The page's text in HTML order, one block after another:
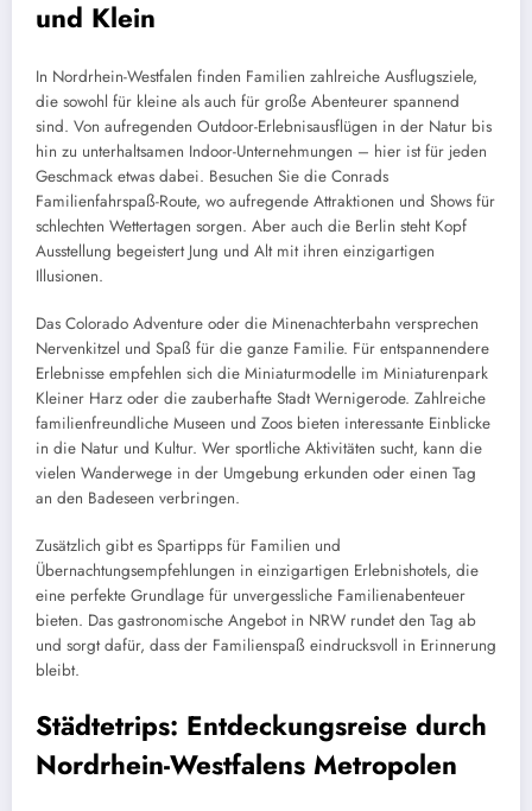
und Klein
In Nordrhein-Westfalen finden Familien zahlreiche Ausflugsziele,
die sowohl für kleine als auch für große Abenteurer spannend
sind. Von aufregenden Outdoor-Erlebnisausflügen in der Natur bis
hin zu unterhaltsamen Indoor-Unternehmungen – hier ist für jeden
Geschmack etwas dabei. Besuchen Sie die Conrads
Familienfahrspaß-Route, wo aufregende Attraktionen und Shows für
schlechten Wettertagen sorgen. Aber auch die Berlin steht Kopf
Ausstellung begeistert Jung und Alt mit ihren einzigartigen
Illusionen.
Das Colorado Adventure oder die Minenachterbahn versprechen
Nervenkitzel und Spaß für die ganze Familie. Für entspannendere
Erlebnisse empfehlen sich die Miniaturmodelle im Miniaturenpark
Kleiner Harz oder die zauberhafte Stadt Wernigerode. Zahlreiche
familienfreundliche Museen und Zoos bieten interessante Einblicke
in die Natur und Kultur. Wer sportliche Aktivitäten sucht, kann die
vielen Wanderwege in der Umgebung erkunden oder einen Tag
an den Badeseen verbringen.
Zusätzlich gibt es Spartipps für Familien und
Übernachtungsempfehlungen in einzigartigen Erlebnishotels, die
eine perfekte Grundlage für unvergessliche Familienabenteuer
bieten. Das gastronomische Angebot in NRW rundet den Tag ab
und sorgt dafür, dass der Familienspaß eindrucksvoll in Erinnerung
bleibt.
Städtetrips: Entdeckungsreise durch
Nordrhein-Westfalens Metropolen